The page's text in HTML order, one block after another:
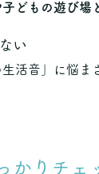
どもの遊び場
い
活音」に悩ま
かりチェ